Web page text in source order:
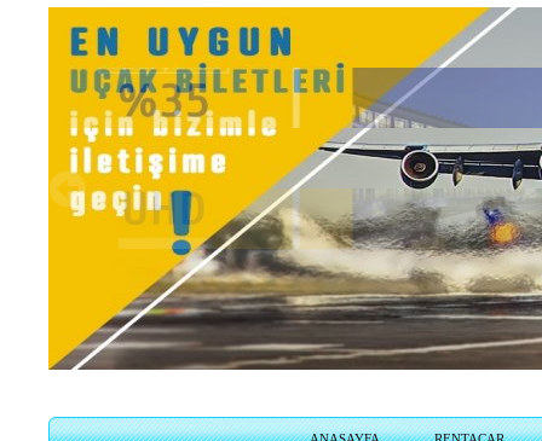
BiletSales.com
Uçak biletlerinizi 7/24 istediğiniz de online sitemizden alabilirsiniz.